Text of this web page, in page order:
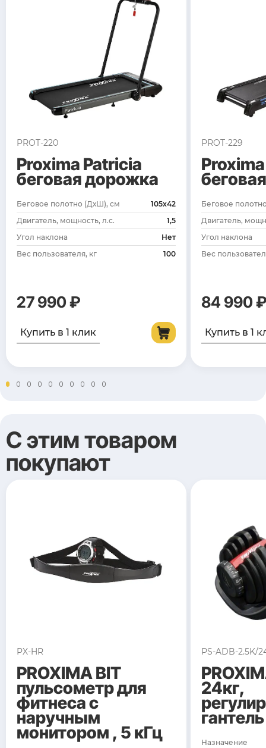
PROT-220
Proxima Patricia
беговая дорожка
Беговое полотно (ДхШ), см
105х42
Двигатель, мощность, л.с.
1,5
Угол наклона
Нет
Вес пользователя, кг
100
27 990 ₽
Купить в 1 клик
PROT-229
Беговое
Двигатель,
Угол наклона
Вес
84 990
Купить в 1
С этим товаром
покупают
PX-HR
PROXIMA BIT
пульсометр для
фитнеса с
наручным
монитором , 5 кГц
PS-ADB-2.5K/
24кг,
гантель
Назначение